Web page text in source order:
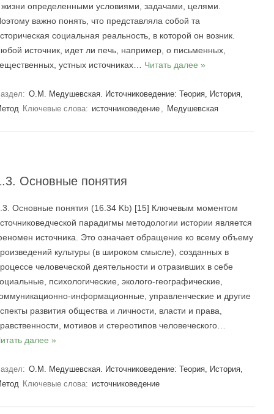
жизни определенными условиями, задачами, целями.
важно понять, что представляла собой та
социальная реальность, в которой он возник.
источник, идет ли печь, например, о письменных,
устных источниках… Читать далее »
О.М. Медушевская. Источниковедение: Теория, История,
Ключевые слова: источниковедение , Медушевская
Основные понятия
Основные понятия (16.34 Kb) [15] Ключевым моментом
парадигмы методологии истории является
источника. Это означает обращение ко всему объему
культуры (в широком смысле), созданных в
человеческой деятельности и отразивших в себе
психологические, эколого-географические,
информационные, управленческие и другие
развития общества и личности, власти и права,
мотивов и стереотипов человеческого…
далее »
О.М. Медушевская. Источниковедение: Теория, История,
Ключевые слова: источниковедение